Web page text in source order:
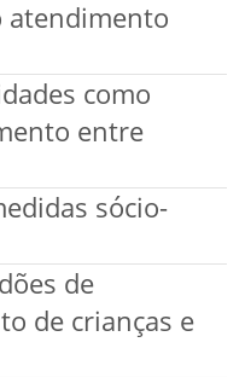
atendimento
como
entre
sócio-
de
de crianças e